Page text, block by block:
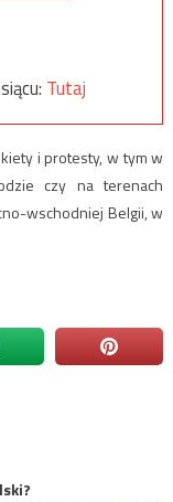
Tutaj
i protesty, w tym w
czy na terenach
wschodniej Belgii, w